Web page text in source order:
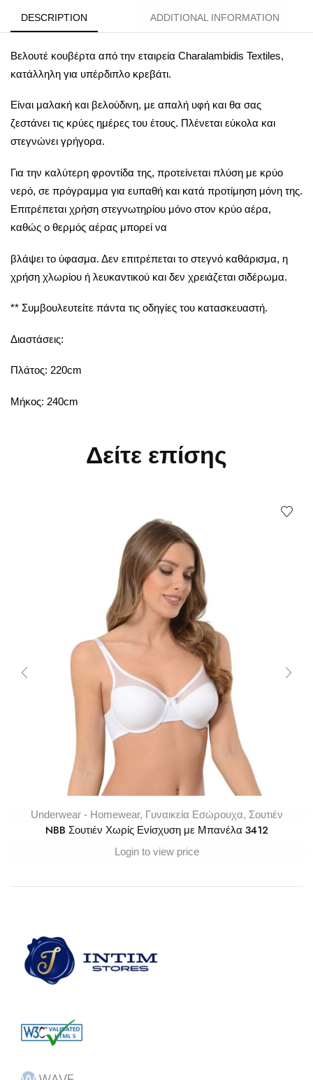
DESCRIPTION ADDITIONAL INFORMATION
Βελουτέ κουβέρτα από την εταιρεία Charalambidis Textiles,
κατάλληλη για υπέρδιπλο κρεβάτι.
Είναι μαλακή και βελούδινη, με απαλή υφή και θα σας
ζεστάνει τις κρύες ημέρες του έτους. Πλένεται εύκολα και
στεγνώνει γρήγορα.
Για την καλύτερη φροντίδα της, προτείνεται πλύση με κρύο
νερό, σε πρόγραμμα για ευπαθή και κατά προτίμηση μόνη της.
Επιτρέπεται χρήση στεγνωτηρίου μόνο στον κρύο αέρα,
καθώς ο θερμός αέρας μπορεί να
βλάψει το ύφασμα. Δεν επιτρέπεται το στεγνό καθάρισμα, η
χρήση χλωρίου ή λευκαντικού και δεν χρειάζεται σιδέρωμα.
** Συμβουλευτείτε πάντα τις οδηγίες του κατασκευαστή.
Διαστάσεις:
Πλάτος: 220cm
Μήκος: 240cm
Δείτε επίσης
Underwear - Homewear, Γυναικεία Εσώρουχα, Σουτιέν
NBB Σουτιέν Χωρίς Ενίσχυση με Μπανέλα 3412
Login to view price